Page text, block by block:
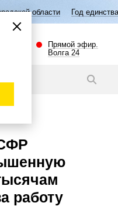
Год единства народов России
Прямой эфир.
Волга 24
работу